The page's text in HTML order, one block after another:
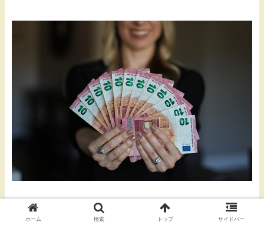
本やパーソナルトレーナーから
ホーム 検索 トップ サイドバー